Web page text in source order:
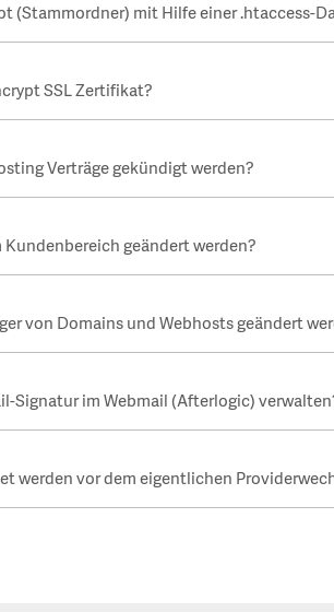
(Stammordner) mit Hilfe einer .htaccess-
SSL Zertifikat?
Verträge gekündigt werden?
geändert werden?
von Domains und Webhosts geändert
Signatur im Webmail (Afterlogic)
werden vor dem eigentlichen